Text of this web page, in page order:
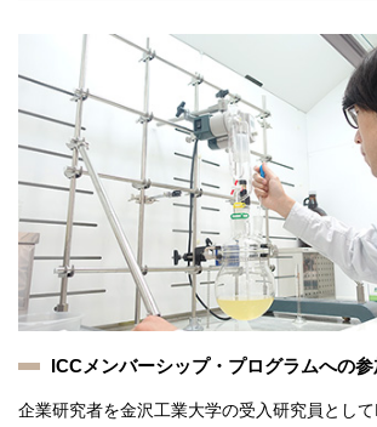
ICCメンバーシップ・プログラムへの参
企業研究者を金沢工業大学の受入研究員とし